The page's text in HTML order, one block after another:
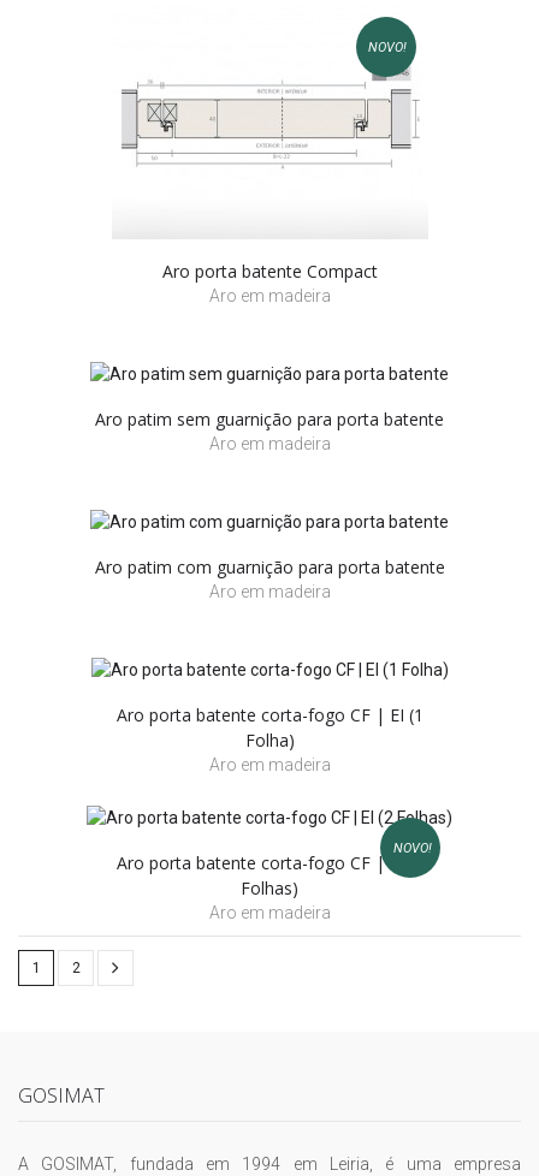
NOVO!
Aro porta batente Compact
Aro em madeira
Aro patim sem guarnição para porta batente
Aro em madeira
Aro patim com guarnição para porta batente
Aro em madeira
Aro porta batente corta-fogo CF | EI (1
Folha)
Aro em madeira
NOVO!
Aro porta batente corta-fogo CF | EI (2
Folhas)
Aro em madeira
1 2
GOSIMAT
A GOSIMAT, fundada em 1994 em Leiria, é uma empresa